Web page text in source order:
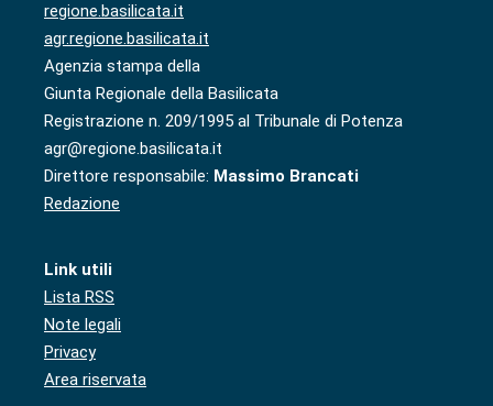
regione.basilicata.it
agr.regione.basilicata.it
Agenzia stampa della
Giunta Regionale della Basilicata
Registrazione n. 209/1995 al Tribunale di Potenza
agr@regione.basilicata.it
Direttore responsabile: Massimo Brancati
Redazione
Link utili
Lista RSS
Note legali
Privacy
Area riservata